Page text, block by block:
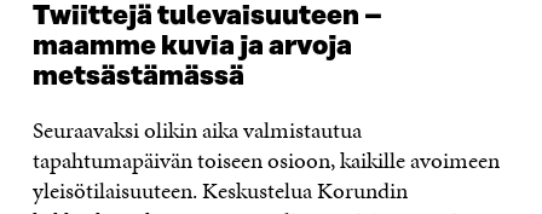
Twiittejä tulevaisuuteen –
maamme kuvia ja arvoja
metsästämässä
Seuraavaksi olikin aika valmistautua
tapahtumapäivän toiseen osioon, kaikille avoimeen
yleisötilaisuuteen. Keskustelua Korundin